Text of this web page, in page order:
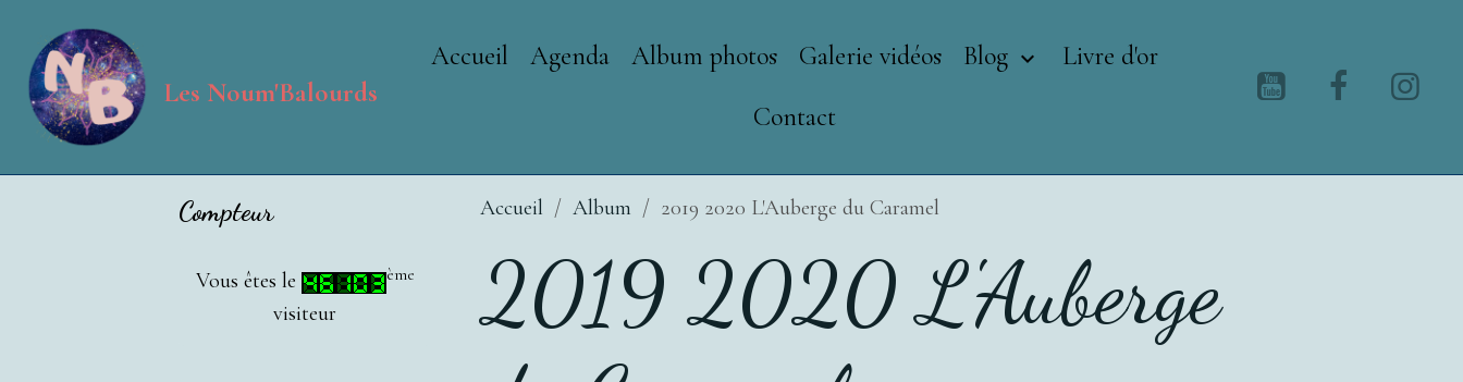
Les Noum'Balourds
Accueil Agenda Album photos Galerie vidéos Blog
Livre d'or
Contact
Accueil Album 2019 2020 L'Auberge du Caramel
2019 2020 L'Auberge
Compteur
Vous êtes le ème
visiteur